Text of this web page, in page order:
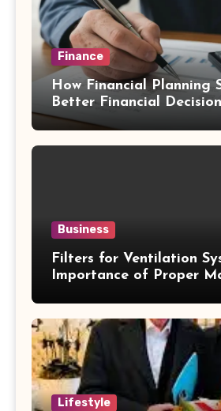
Finance
How Financial Planning
Better Financial
Business
Filters for Ventilation
Importance of Proper
Lifestyle